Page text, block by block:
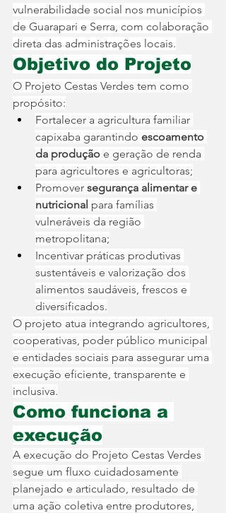
vulnerabilidade social nos municípios
de Guarapari e Serra, com colaboração
direta das administrações locais.
Objetivo do Projeto
O Projeto Cestas Verdes tem como
propósito:
Fortalecer a agricultura familiar
capixaba garantindo escoamento
da produção e geração de renda
para agricultores e agricultoras;
Promover segurança alimentar e
nutricional para famílias
vulneráveis da região
metropolitana;
Incentivar práticas produtivas
sustentáveis e valorização dos
alimentos saudáveis, frescos e
diversificados.
O projeto atua integrando agricultores,
cooperativas, poder público municipal
e entidades sociais para assegurar uma
execução eficiente, transparente e
inclusiva.
Como funciona a
execução
A execução do Projeto Cestas Verdes
segue um fluxo cuidadosamente
planejado e articulado, resultado de
uma ação coletiva entre produtores,